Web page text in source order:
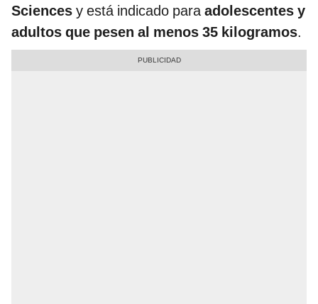
Sciences y está indicado paraadolescentes y
adultos que pesen al menos 35 kilogramos.